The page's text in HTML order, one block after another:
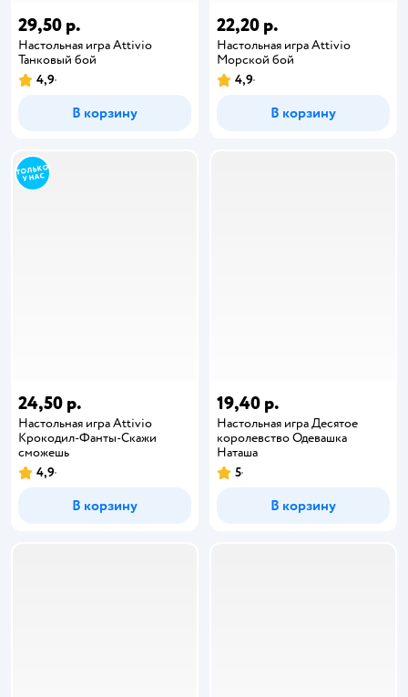
29,50 р.
Настольная игра Attivio
Танковый бой
4,9
В корзину
22,20 р.
Настольная игра Attivio
Морской бой
4,9
В корзину
24,50 р.
Настольная игра Attivio
Крокодил-Фанты-Скажи
сможешь
4,9
В корзину
19,40 р.
Настольная игра Десятое
королевство Одевашка
Наташа
5
В корзину